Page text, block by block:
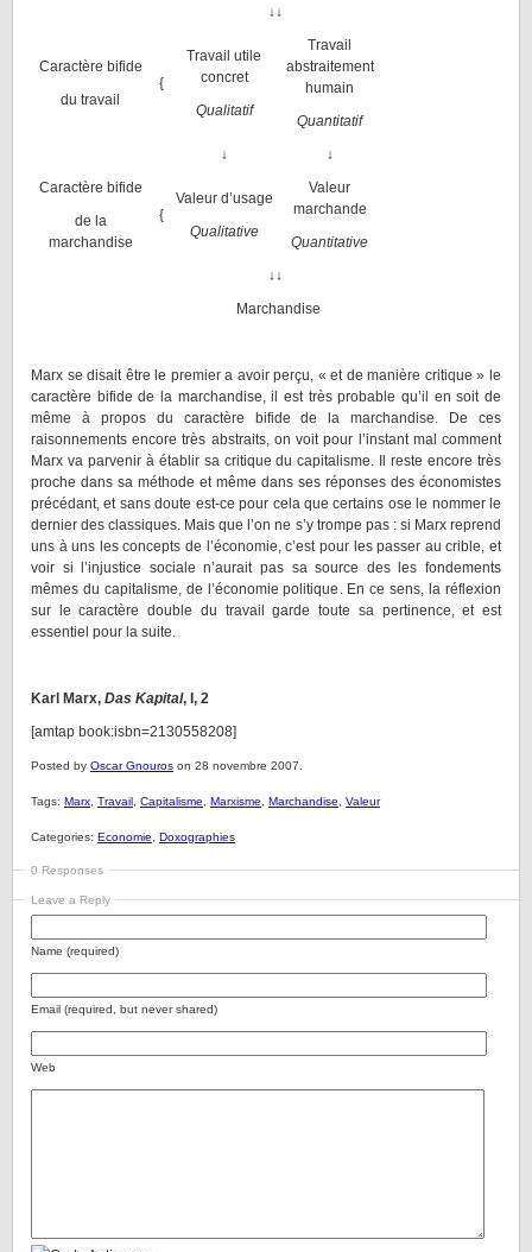
↓↓
Caractère bifide
du travail
{
Travail utile
concret
Qualitatif
Travail
abstraitement
humain
Quantitatif
↓
↓
Caractère bifide
de la
marchandise
{
Valeur d’usage
Qualitative
Valeur
marchande
Quantitative
↓↓
Marchandise
Marx se disait être le premier a avoir perçu, « et de manière critique » le
caractère bifide de la marchandise, il est très probable qu’il en soit de
même à propos du caractère bifide de la marchandise. De ces
raisonnements encore très abstraits, on voit pour l’instant mal comment
Marx va parvenir à établir sa critique du capitalisme. Il reste encore très
proche dans sa méthode et même dans ses réponses des économistes
précédant, et sans doute est-ce pour cela que certains ose le nommer le
dernier des classiques. Mais que l’on ne s’y trompe pas : si Marx reprend
uns à uns les concepts de l’économie, c’est pour les passer au crible, et
voir si l’injustice sociale n’aurait pas sa source des les fondements
mêmes du capitalisme, de l’économie politique. En ce sens, la réflexion
sur le caractère double du travail garde toute sa pertinence, et est
essentiel pour la suite.
Karl Marx, Das Kapital, I, 2
[amtap book:isbn=2130558208]
Posted by Oscar Gnouros on 28 novembre 2007.
Tags: Marx Travail Capitalisme Marxisme Marchandise Valeur
Categories: Economie Doxographies
0 Responses
Leave a Reply
Name (required)
Email (required, but never shared)
Web